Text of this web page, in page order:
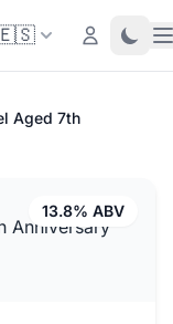
Login
Aged 7th
13.8% ABV